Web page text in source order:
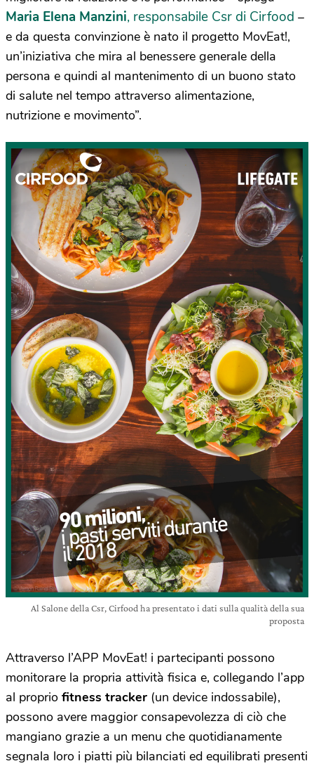
Maria Elena Manzini, responsabile Csr di Cirfood –
e da questa convinzione è nato il progetto MovEat!,
un’iniziativa che mira al benessere generale della
persona e quindi al mantenimento di un buono stato
di salute nel tempo attraverso alimentazione,
nutrizione e movimento”.
Al Salone della Csr, Cirfood ha presentato i dati sulla qualità della sua
proposta
Attraverso l’APP MovEat! i partecipanti possono
monitorare la propria attività fisica e, collegando l’app
al proprio fitness tracker (un device indossabile),
possono avere maggior consapevolezza di ciò che
mangiano grazie a un menu che quotidianamente
segnala loro i piatti più bilanciati ed equilibrati presenti